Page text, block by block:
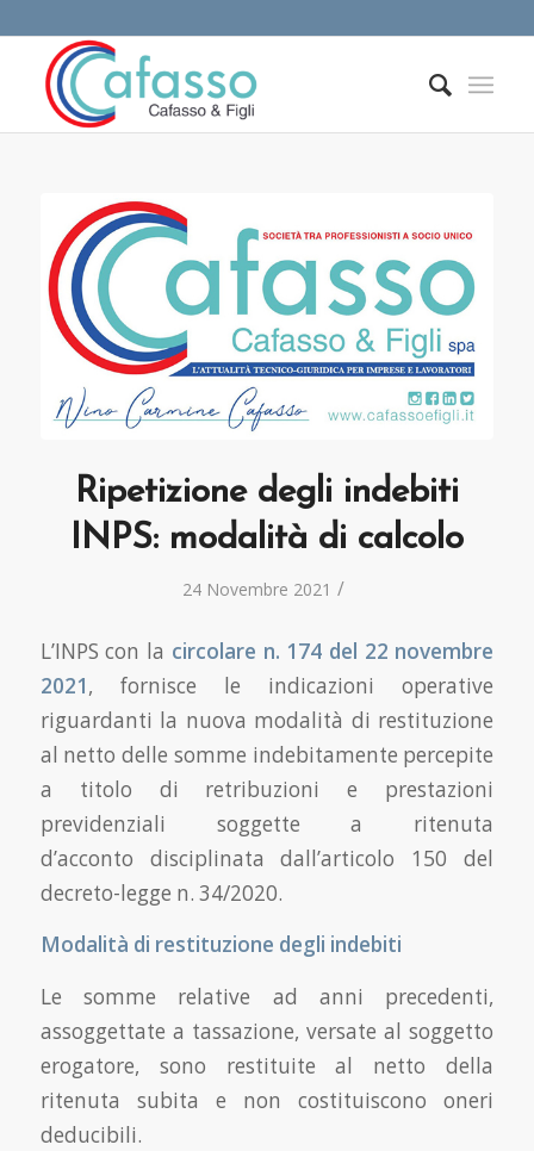
Ripetizione degli indebiti
INPS: modalità di calcolo
24 Novembre 2021 /
L’INPS con la circolare n. 174 del 22 novembre
2021, fornisce le indicazioni operative
riguardanti la nuova modalità di restituzione
al netto delle somme indebitamente percepite
a titolo di retribuzioni e prestazioni
previdenziali soggette a ritenuta
d’acconto disciplinata dall’articolo 150 del
decreto-legge n. 34/2020.
Modalità di restituzione degli indebiti
Le somme relative ad anni precedenti,
assoggettate a tassazione, versate al soggetto
erogatore, sono restituite al netto della
ritenuta subita e non costituiscono oneri
deducibili.